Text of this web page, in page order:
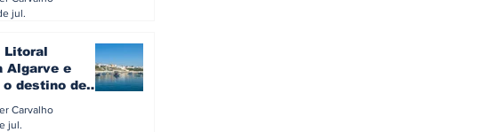
do turista na
jul.
Litoral
Algarve e
o destino de
Carvalho
jul.